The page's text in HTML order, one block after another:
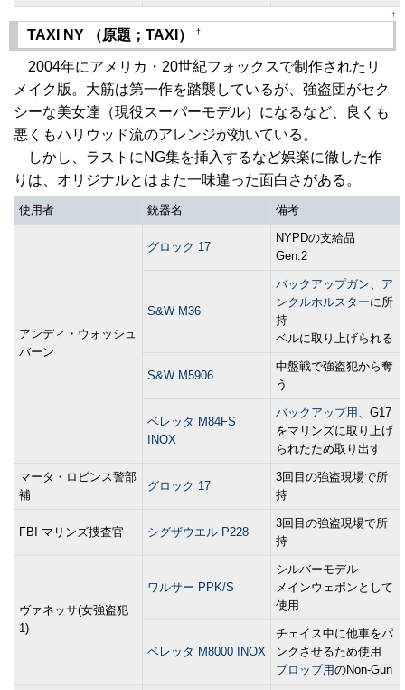
↑
TAXI NY （原題；TAXI） †
2004年にアメリカ・20世紀フォックスで制作されたリ
メイク版。大筋は第一作を踏襲しているが、強盗団がセク
シーな美女達（現役スーパーモデル）になるなど、良くも
悪くもハリウッド流のアレンジが効いている。
しかし、ラストにNG集を挿入するなど娯楽に徹した作
りは、オリジナルとはまた一味違った面白さがある。
使用者 銃器名 備考
アンディ・ウォッシュ
バーン
グロック 17
NYPDの支給品
Gen.2
S&W M36
バックアップガン、 ア
ンクルホルスターに所
持
ベルに取り上げられる
S&W M5906
中盤戦で強盗犯から奪
う
ベレッタ M84FS
INOX
バックアップ用 、G17
をマリンズに取り上げ
られたため取り出す
マータ・ロビンス警部
補
グロック 17
3回目の強盗現場で所
持
FBI マリンズ捜査官 シグザウエル P228
3回目の強盗現場で所
持
ヴァネッサ(女強盗犯
1)
ワルサー PPK/S
シルバーモデル
メインウェポンとして
使用
ベレッタ M8000 INOX
チェイス中に他車をパ
ンクさせるため使用
プロップ用のNon-Gun